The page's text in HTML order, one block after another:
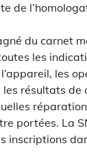
de
du carnet
les
les
résultats de
portées. La
inscriptions